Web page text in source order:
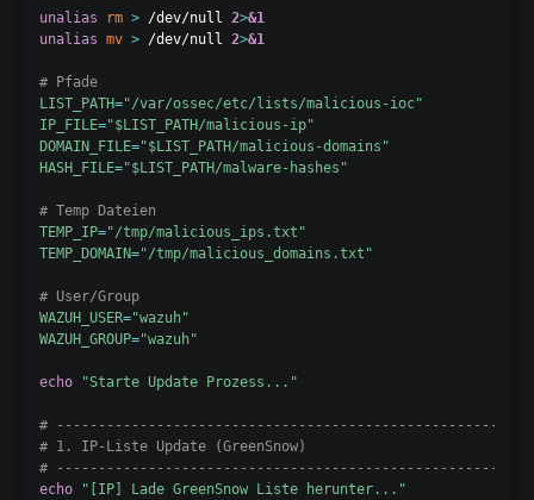
unalias rm > /dev/null 2>&1
unalias mv > /dev/null 2>&1
# Pfade
LIST_PATH="/var/ossec/etc/lists/malicious-ioc"
IP_FILE="$LIST_PATH/malicious-ip"
DOMAIN_FILE="$LIST_PATH/malicious-domains"
HASH_FILE="$LIST_PATH/malware-hashes"
# Temp Dateien
TEMP_IP="/tmp/malicious_ips.txt"
TEMP_DOMAIN="/tmp/malicious_domains.txt"
# User/Group
WAZUH_USER="wazuh"
WAZUH_GROUP="wazuh"
echo "Starte Update Prozess..."
# ---------------------------------------------------------
# 1. IP-Liste Update (GreenSnow)
# ---------------------------------------------------------
echo
"[IP] Lade GreenSnow Liste herunter..."